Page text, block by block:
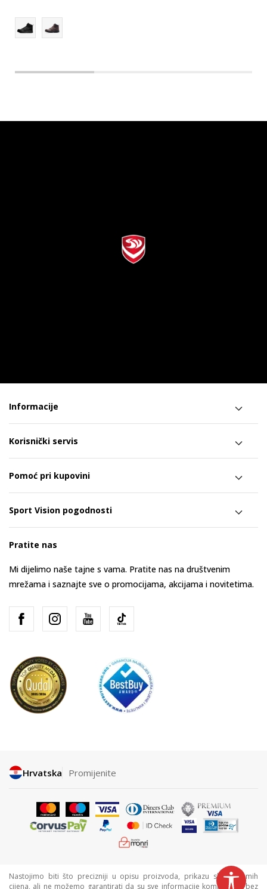
Informacije
Korisnički servis
Pomoć pri kupovini
Sport Vision pogodnosti
Pratite nas
Mi dijelimo naše tajne s vama. Pratite nas na društvenim
mrežama i saznajte sve o promocijama, akcijama i novitetima.
Hrvatska Promijenite
Nastojimo biti što precizniji u opisu proizvoda, prikazu slika i samih
cijena, ali ne možemo garantirati da su sve informacije kompletne i bez